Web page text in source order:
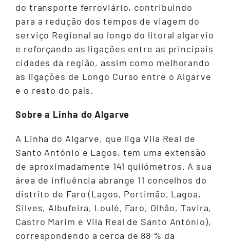
do transporte ferroviário, contribuindo
para a redução dos tempos de viagem do
serviço Regional ao longo do litoral algarvio
e reforçando as ligações entre as principais
cidades da região, assim como melhorando
as ligações de Longo Curso entre o Algarve
e o resto do país.
Sobre a Linha do Algarve
A Linha do Algarve, que liga Vila Real de
Santo António e Lagos, tem uma extensão
de aproximadamente 141 quilómetros. A sua
área de influência abrange 11 concelhos do
distrito de Faro (Lagos, Portimão, Lagoa,
Silves, Albufeira, Loulé, Faro, Olhão, Tavira,
Castro Marim e Vila Real de Santo António),
correspondendo a cerca de 88 % da